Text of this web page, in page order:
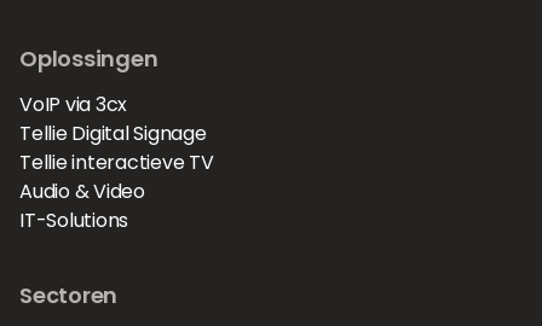
Oplossingen
VoIP via 3cx
Tellie Digital Signage
Tellie interactieve TV
Audio & Video
IT-Solutions
Sectoren